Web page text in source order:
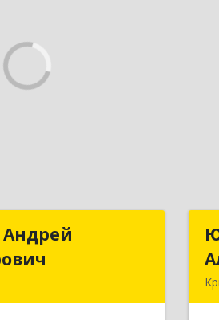
Андрей
Владимирович